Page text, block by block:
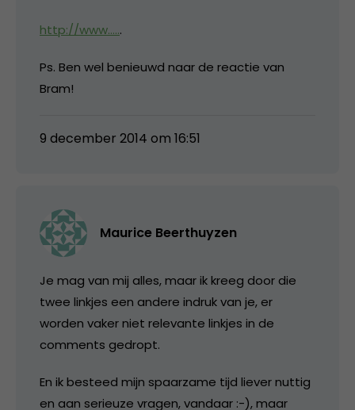
http://www…...
Ps. Ben wel benieuwd naar de reactie van
Bram!
9 december 2014 om 16:51
Maurice Beerthuyzen
Je mag van mij alles, maar ik kreeg door die
twee linkjes een andere indruk van je, er
worden vaker niet relevante linkjes in de
comments gedropt.
En ik besteed mijn spaarzame tijd liever nuttig
en aan serieuze vragen, vandaar :-), maar